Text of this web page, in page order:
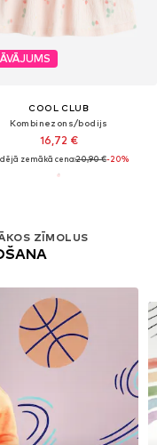
COOL CLUB
Kombinezons/bodijs
16,72 €
zemākā cena:20,90 €-20%
ZĪMOLUS